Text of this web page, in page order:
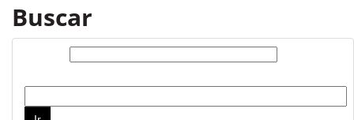
Buscar